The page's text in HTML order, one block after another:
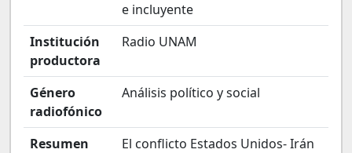
e incluyente
Institución
productora
Radio UNAM
Género
radiofónico
Análisis político y social
Resumen
El conflicto Estados Unidos- Irán